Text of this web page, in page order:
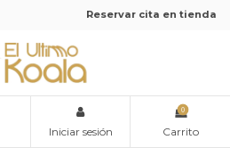
Reservar cita en tienda
Iniciar sesión
0
Carrito